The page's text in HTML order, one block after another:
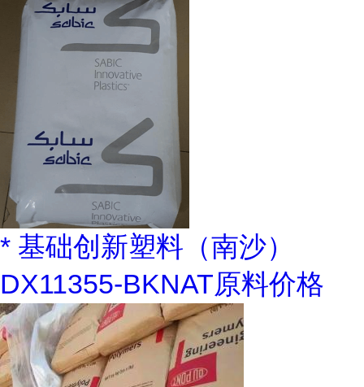
* 基础创新塑料（南沙）
DX11355-BKNAT原料价格